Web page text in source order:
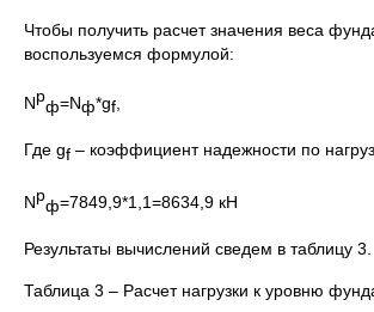
Чтобы получить расчет значения веса
воспользуемся формулой:
Nр
ф=Nф*gf
Где gf – коэффициент надежности по
Nр
ф=7849,9*1,1=8634,9 кН
Результаты вычислений сведем в таблицу 3.
Таблица 3 – Расчет нагрузки к уровню